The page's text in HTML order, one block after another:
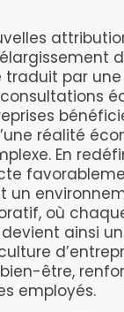
traduit par
réalité
En
un
où
devient ainsi
être,
employés.